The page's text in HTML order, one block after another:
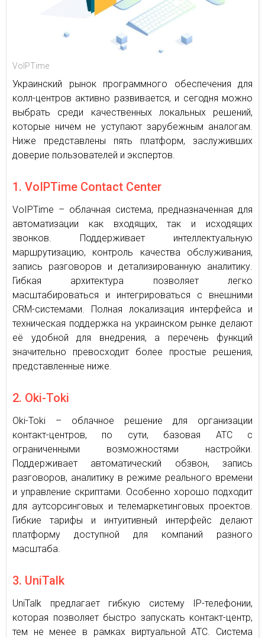
VoIPTime
Украинский рынок программного обеспечения для
колл-центров активно развивается, и сегодня можно
выбрать среди качественных локальных решений,
которые ничем не уступают зарубежным аналогам.
Ниже представлены пять платформ, заслуживших
доверие пользователей и экспертов.
1. VoIPTime Contact Center
VoIPTime – облачная система, предназначенная для
автоматизации как входящих, так и исходящих
звонков. Поддерживает интеллектуальную
маршрутизацию, контроль качества обслуживания,
запись разговоров и детализированную аналитику.
Гибкая архитектура позволяет легко
масштабироваться и интегрироваться с внешними
CRM-системами. Полная локализация интерфейса и
техническая поддержка на украинском рынке делают
её удобной для внедрения, а перечень функций
значительно превосходит более простые решения,
представленные ниже.
2. Oki-Toki
Oki-Toki – облачное решение для организации
контакт-центров, по сути, базовая АТС с
ограниченными возможностями настройки.
Поддерживает автоматический обзвон, запись
разговоров, аналитику в режиме реального времени
и управление скриптами. Особенно хорошо подходит
для аутсорсинговых и телемаркетинговых проектов.
Гибкие тарифы и интуитивный интерфейс делают
платформу доступной для компаний разного
масштаба.
3. UniTalk
UniTalk предлагает гибкую систему IP-телефонии,
которая позволяет быстро запускать контакт-центр,
тем не менее в рамках виртуальной АТС. Система